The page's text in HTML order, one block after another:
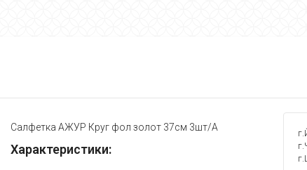
Салфетка АЖУР Круг фол золот 37см 3шт/А
Характеристики: